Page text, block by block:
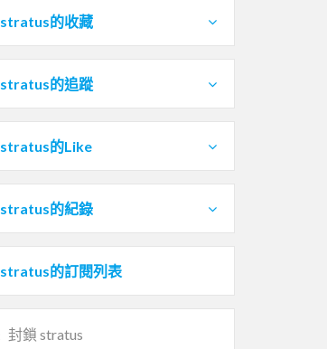
stratus的收藏
stratus的追蹤
stratus的Like
stratus的紀錄
stratus的訂閱列表
封鎖 stratus